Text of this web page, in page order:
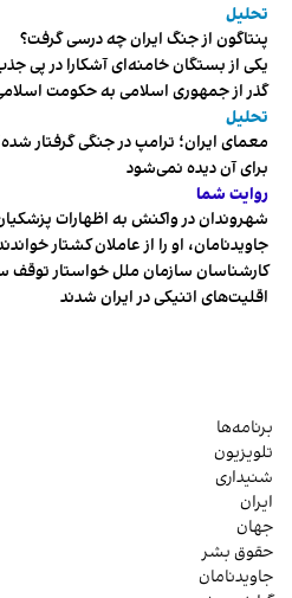
تحلیل
پنتاگون از جنگ ایران چه درسی گرفت؟
یکی از بستگان خامنه‌ای آشکارا در پی
گذر از جمهوری اسلامی به حکومت
تحلیل
معمای ایران؛ ترامپ در جنگی گرفتار
برای آن دیده نمی‌شود
روایت شما
شهروندان در واکنش به اظهارات پزشکیان
جاویدنامان، او را از عاملان کشتار
کارشناسان سازمان ملل خواستار توقف
اقلیت‌های اتنیکی در ایران شدند
برنامه‌ها
تلویزیون
شنیداری
ایران
جهان
حقوق بشر
جاویدنامان